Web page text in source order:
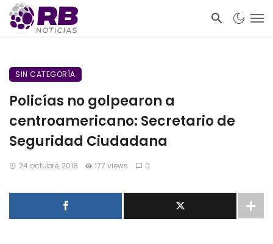
SIN CATEGORÍA
Policías no golpearon a
centroamericano: Secretario de
Seguridad Ciudadana
24 octubre, 2018 177 views 0